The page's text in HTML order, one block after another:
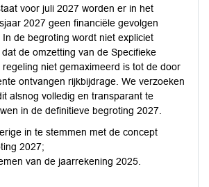
voor juli 2027 worden er in het
2027 geen financiële gevolgen
In de begroting wordt niet expliciet
de omzetting van de Specifieke
regeling niet gemaximeerd is tot de door
ontvangen rijkbijdrage. We verzoeken
alsnog volledig en transparant te
in de definitieve begroting 2027.
in te stemmen met de concept
2027;
van de jaarrekening 2025.